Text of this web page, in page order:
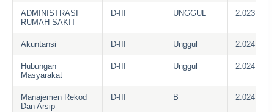
ADMINISTRASI
RUMAH SAKIT
D-III UNGGUL 2.023
Akuntansi D-III Unggul 2.024
Hubungan
Masyarakat
D-III Unggul 2.024
Manajemen Rekod
Dan Arsip
D-III B 2.024